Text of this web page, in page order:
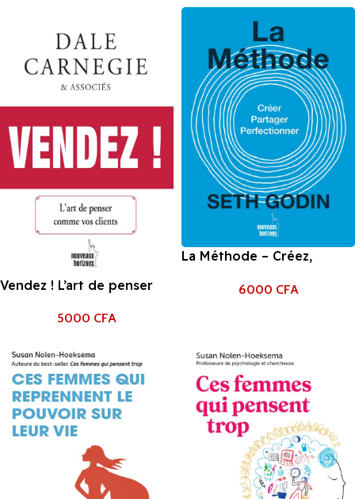
Edmondson
Vendez ! L’art de penser
5000 CFA
La Méthode – Créez,
de Seth Godin
6000 CFA